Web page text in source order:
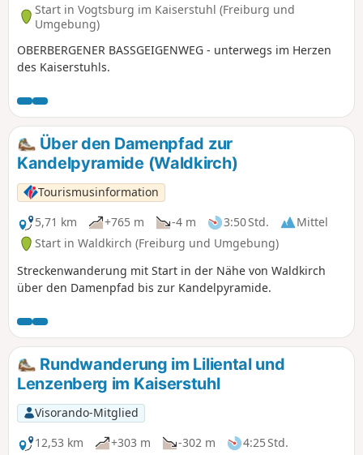
Start in Vogtsburg im Kaiserstuhl (Freiburg und
Umgebung)
OBERBERGENER BASSGEIGENWEG - unterwegs im Herzen
des Kaiserstuhls.
Über den Damenpfad zur
Kandelpyramide (Waldkirch)
Tourismusinformation
5,71 km
+765 m -4 m 3:50 Std.
Mittel
Start in Waldkirch (Freiburg und Umgebung)
Streckenwanderung mit Start in der Nähe von Waldkirch
über den Damenpfad bis zur Kandelpyramide.
Rundwanderung im Liliental und
Lenzenberg im Kaiserstuhl
Visorando-Mitglied
12,53 km
+303 m -302 m
4:25 Std.